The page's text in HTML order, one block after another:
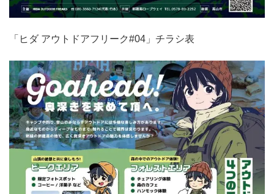
「ヒダ アウトドアフリーク#04」チラシ表